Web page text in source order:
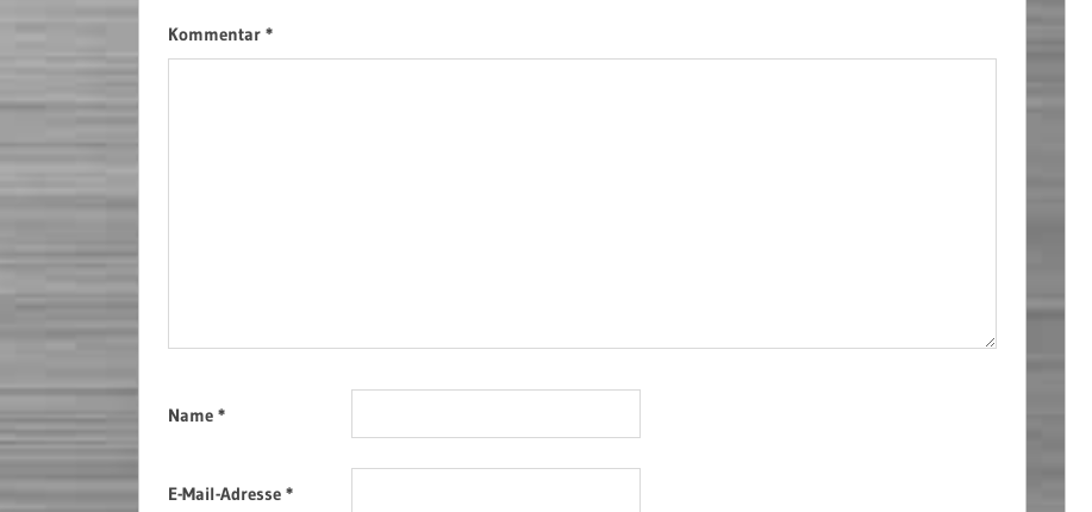
Kommentar *
Name *
E-Mail-Adresse *